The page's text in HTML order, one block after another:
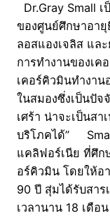
Dr.Gray Small
ของศูนย์ศึกษาอา
ลอสแองเจลิส แล
การทำงานของเค
เคอร์คิวมินทำงาน
ในสมองซึ่งเป็นปัจ
เศร้า น่าจะเป็นส
บริโภคได้”
แคลิฟอร์เนีย ที่ศึก
อร์คิวมิน โดยให้อ
90 ปี สุ่มได้รับสา
เวลานาน 18 เดือ